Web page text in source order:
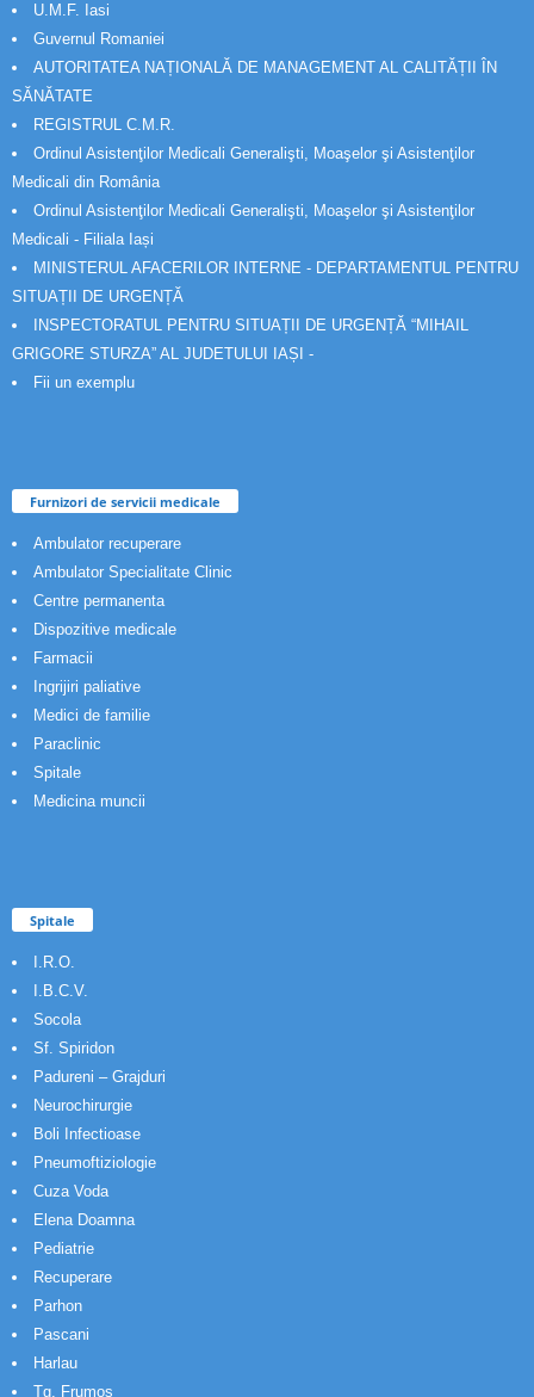
U.M.F. Iasi
Guvernul Romaniei
AUTORITATEA NAȚIONALĂ DE MANAGEMENT AL CALITĂȚII ÎN
SĂNĂTATE
REGISTRUL C.M.R.
Ordinul Asistenţilor Medicali Generalişti, Moaşelor şi Asistenţilor
Medicali din România
Ordinul Asistenţilor Medicali Generalişti, Moaşelor şi Asistenţilor
Medicali - Filiala Iași
MINISTERUL AFACERILOR INTERNE - DEPARTAMENTUL PENTRU
SITUAȚII DE URGENȚĂ
INSPECTORATUL PENTRU SITUAȚII DE URGENȚĂ “MIHAIL
GRIGORE STURZA” AL JUDETULUI IAȘI -
Fii un exemplu
Furnizori de servicii medicale
Ambulator recuperare
Ambulator Specialitate Clinic
Centre permanenta
Dispozitive medicale
Farmacii
Ingrijiri paliative
Medici de familie
Paraclinic
Spitale
Medicina muncii
Spitale
I.R.O.
I.B.C.V.
Socola
Sf. Spiridon
Padureni – Grajduri
Neurochirurgie
Boli Infectioase
Pneumoftiziologie
Cuza Voda
Elena Doamna
Pediatrie
Recuperare
Parhon
Pascani
Harlau
Tg. Frumos